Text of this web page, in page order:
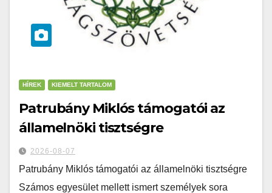
HÍREK KIEMELT TARTALOM
Patrubány Miklós támogatói az
államelnöki tisztségre
2026-08-07
Patrubány Miklós támogatói az államelnöki tisztségre
Számos egyesület mellett ismert személyek sora